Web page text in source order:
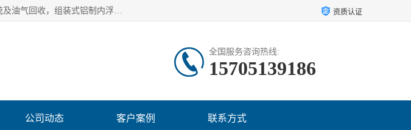
连云港爱德石化机械有限公司主要产品有：鹤管、旋转接头、密封圈、输油臂、储运定量装车系统及油气回收，组装式铝制内浮盘及油罐附件、钢结构栈桥/平台、活动梯、紧急脱离拉断阀等。完备的制造和检测手段以及高素质的员工确保了产品的质量。 资质认证
全国服务咨询热线:
15705139186
公司动态 客户案例 联系方式